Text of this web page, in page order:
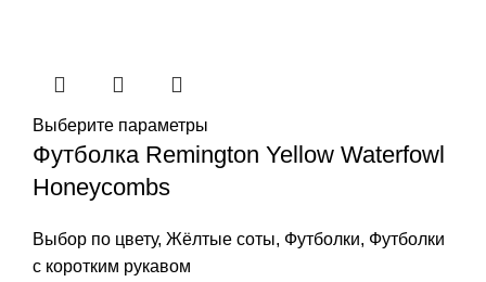
Выберите параметры
Футболка Remington Yellow Waterfowl
Honeycombs
Выбор по цвету, Жёлтые соты, Футболки, Футболки
с коротким рукавом